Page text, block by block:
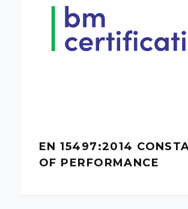
EN 15497:2014
OF PERFORMANCE